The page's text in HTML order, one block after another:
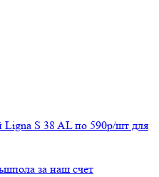
S 38 AL по 590р/шт для
за наш счет